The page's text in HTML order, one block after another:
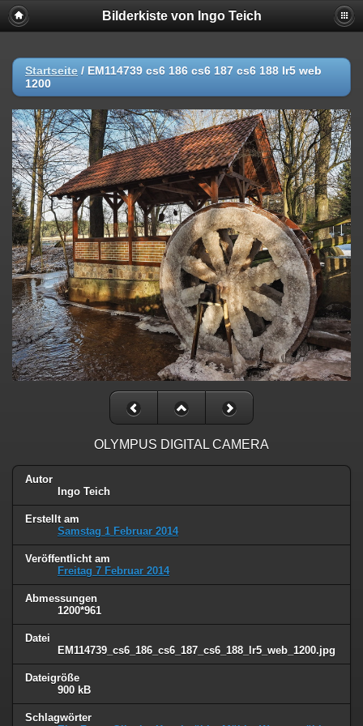
Bilderkiste von Ingo Teich
Startseite / EM114739 cs6 186 cs6 187 cs6 188 lr5 web
1200
OLYMPUS DIGITAL CAMERA
Autor
Ingo Teich
Erstellt am
Samstag 1 Februar 2014
Veröffentlicht am
Freitag 7 Februar 2014
Abmessungen
1200*961
Datei
EM114739_cs6_186_cs6_187_cs6_188_lr5_web_1200.jpg
Dateigröße
900 kB
Schlagwörter